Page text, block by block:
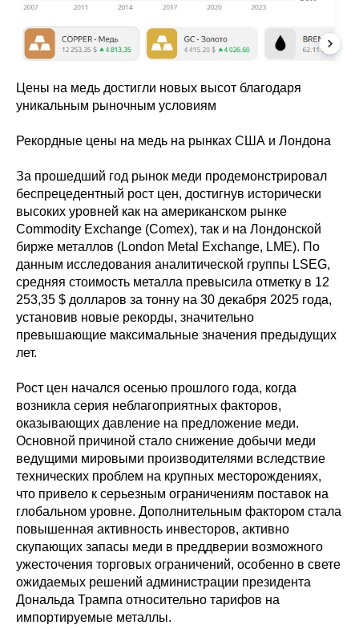
Цены на медь достигли новых высот благодаря
уникальным рыночным условиям
Рекордные цены на медь на рынках США и Лондона
За прошедший год рынок меди продемонстрировал
беспрецедентный рост цен, достигнув исторически
высоких уровней как на американском рынке
Commodity Exchange (Comex), так и на Лондонской
бирже металлов (London Metal Exchange, LME). По
данным исследования аналитической группы LSEG,
средняя стоимость металла превысила отметку в 12
253,35 $ долларов за тонну на 30 декабря 2025 года,
установив новые рекорды, значительно
превышающие максимальные значения предыдущих
лет.
Рост цен начался осенью прошлого года, когда
возникла серия неблагоприятных факторов,
оказывающих давление на предложение меди.
Основной причиной стало снижение добычи меди
ведущими мировыми производителями вследствие
технических проблем на крупных месторождениях,
что привело к серьезным ограничениям поставок на
глобальном уровне. Дополнительным фактором стала
повышенная активность инвесторов, активно
скупающих запасы меди в преддверии возможного
ужесточения торговых ограничений, особенно в свете
ожидаемых решений администрации президента
Дональда Трампа относительно тарифов на
импортируемые металлы.